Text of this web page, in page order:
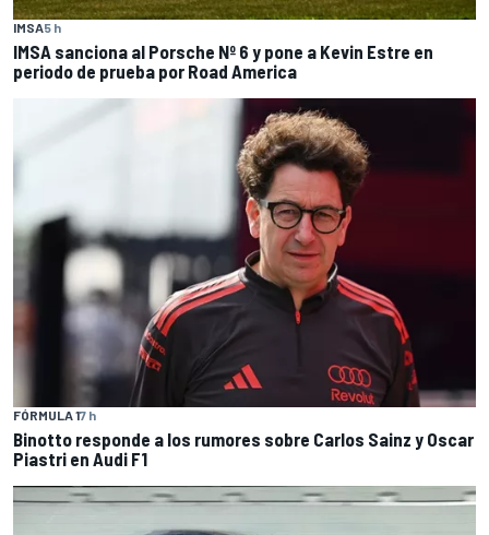
IMSA5 h
IMSA sanciona al Porsche Nº 6 y pone a Kevin Estre en
periodo de prueba por Road America
FÓRMULA 17 h
Binotto responde a los rumores sobre Carlos Sainz y Oscar
Piastri en Audi F1